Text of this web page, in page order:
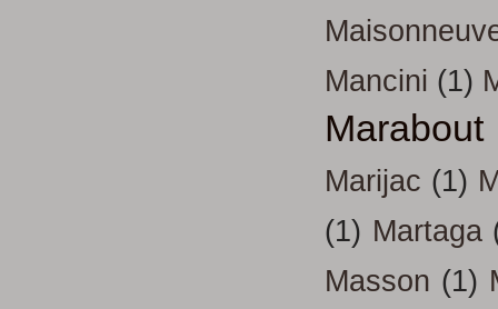
Mancini (1)
Marabout
Marijac (1)
(1) Martaga
Masson (1)